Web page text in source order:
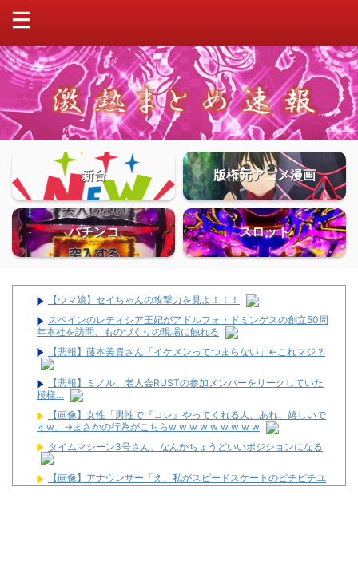
新台 版権元アニメ漫画
パチンコ スロット
【ウマ娘】セイちゃんの攻撃力を見よ！！！
スペインのレティシア王妃がアドルフォ・ドミンゲスの創立50周
年本社を訪問、ものづくりの現場に触れる
【悲報】藤本美貴さん「イケメンってつまらない」←これマジ？
【悲報】ミノル、老人会RUSTの参加メンバーをリークしていた
模様…
【画像】女性「男性で『コレ』やってくれる人、あれ、嬉しいで
すw」→まさかの行為がこちらw w w w w w w w w
タイムマシーン3号さん、なんかちょうどいいポジションになる
【画像】アナウンサー「え、私がスピードスケートのピチピチユ
ニフォーム着るんですか…？ﾑﾁｨ！！」←これはお前らに刺さるやろ